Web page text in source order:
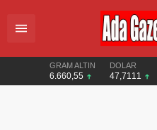
GRAM ALTIN
6.660,55
DOLAR
47,7111